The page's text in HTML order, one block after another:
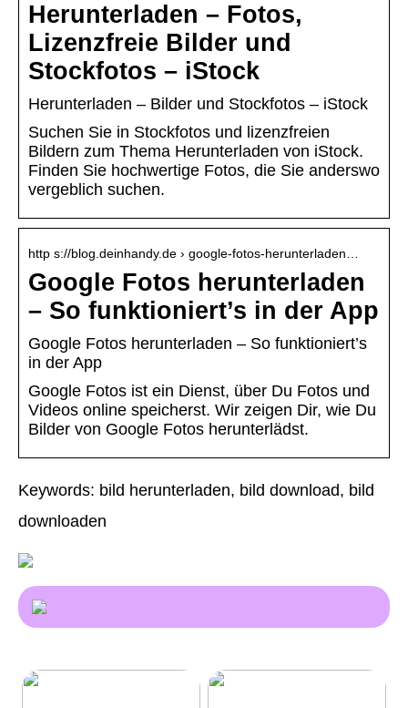
Herunterladen – Fotos,
Lizenzfreie Bilder und
Stockfotos – iStock
Herunterladen – Bilder und Stockfotos – iStock
Suchen Sie in Stockfotos und lizenzfreien
Bildern zum Thema Herunterladen von iStock.
Finden Sie hochwertige Fotos, die Sie anderswo
vergeblich suchen.
http s://blog.deinhandy.de › google-fotos-herunterladen…
Google Fotos herunterladen
– So funktioniert’s in der App
Google Fotos herunterladen – So funktioniert’s
in der App
Google Fotos ist ein Dienst, über Du Fotos und
Videos online speicherst. Wir zeigen Dir, wie Du
Bilder von Google Fotos herunterlädst.
Keywords: bild herunterladen, bild download, bild
downloaden